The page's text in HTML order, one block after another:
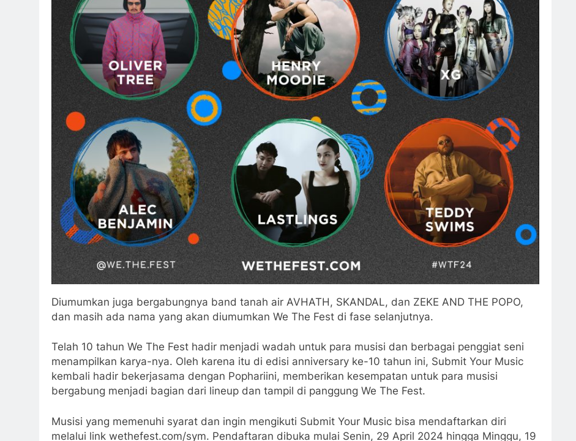
Diumumkan juga bergabungnya band tanah air AVHATH, SKANDAL, dan ZEKE AND THE POPO,
dan masih ada nama yang akan diumumkan We The Fest di fase selanjutnya.
Telah 10 tahun We The Fest hadir menjadi wadah untuk para musisi dan berbagai penggiat seni
menampilkan karya-nya. Oleh karena itu di edisi anniversary ke-10 tahun ini, Submit Your Music
kembali hadir bekerjasama dengan Pophariini, memberikan kesempatan untuk para musisi
bergabung menjadi bagian dari lineup dan tampil di panggung We The Fest.
Musisi yang memenuhi syarat dan ingin mengikuti Submit Your Music bisa mendaftarkan diri
melalui link wethefest.com/sym. Pendaftaran dibuka mulai Senin, 29 April 2024 hingga Minggu, 19